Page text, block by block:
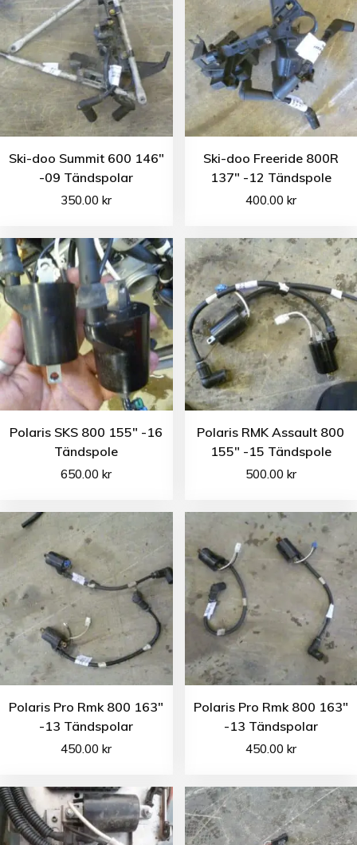
Ski-doo Summit 600 146″
-09 Tändspolar
350.00kr
Ski-doo Freeride 800R
137″ -12 Tändspole
400.00 kr
Polaris SKS 800 155″ -16
Tändspole
650.00kr
Polaris RMK Assault 800
155″ -15 Tändspole
500.00 kr
Polaris Pro Rmk 800 163″
-13 Tändspolar
450.00kr
Polaris Pro Rmk 800 163″
-13 Tändspolar
450.00 kr